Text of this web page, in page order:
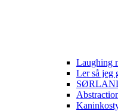
Laughing
Ler så jeg